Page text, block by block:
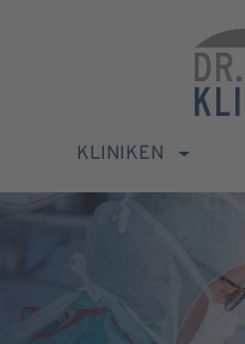
KLINIKEN